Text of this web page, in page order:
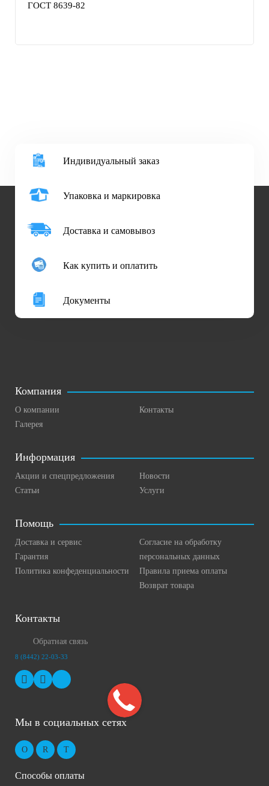
ГОСТ 8639-82
Индивидуальный заказ
Упаковка и маркировка
Доставка и самовывоз
Как купить и оплатить
Документы
Компания
О компании
Галерея
Контакты
Информация
Акции и спецпредложения
Статьи
Новости
Услуги
Помощь
Доставка и сервис
Гарантия
Политика конфеденциальности
Согласие на обработку
персональных данных
Правила приема оплаты
Возврат товара
Контакты
Обратная связь
8 (8442) 22-03-33
Мы в социальных сетях
Способы оплаты